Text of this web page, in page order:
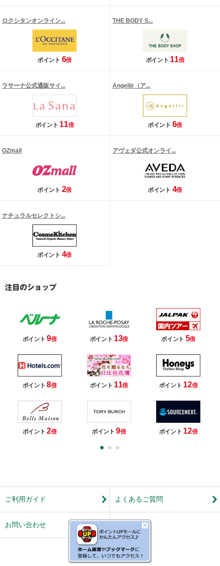
ロクシタンオンライン...
ポイント 6倍
THE BODY S...
ポイント 11倍
ラサーナ公式通販サイ...
ポイント 11倍
Angellir（ア...
ポイント 6倍
OZmall
ポイント 2倍
アヴェダ公式オンライ...
ポイント 4倍
ナチュラルセレクトシ...
ポイント 4倍
ポイント9倍 ポイント 13倍 ポイント 5倍
ポイント8倍 ポイント 11倍 ポイント 12倍
ポイント2倍 ポイント9倍 ポイント 12倍
ご利用ガイド よくあるご質問
お問い合わせ